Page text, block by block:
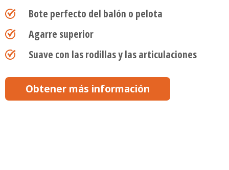
Bote perfecto del balón o pelota
Agarre superior
Suave con las rodillas y las articulaciones
Obtener más información